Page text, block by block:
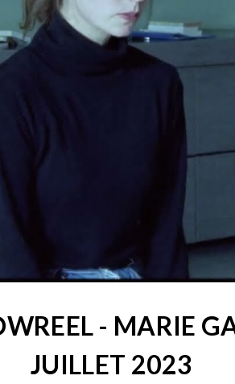
- MARIE
JUILLET 2023